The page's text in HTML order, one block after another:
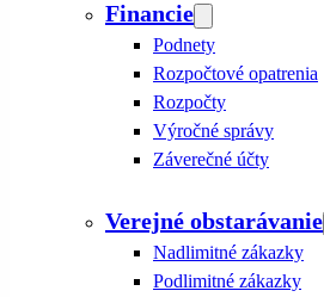
Financie
Podnety
Rozpočtové opatrenia
Rozpočty
Výročné správy
Záverečné účty
Verejné obstarávanie
Nadlimitné zákazky
Podlimitné zákazky